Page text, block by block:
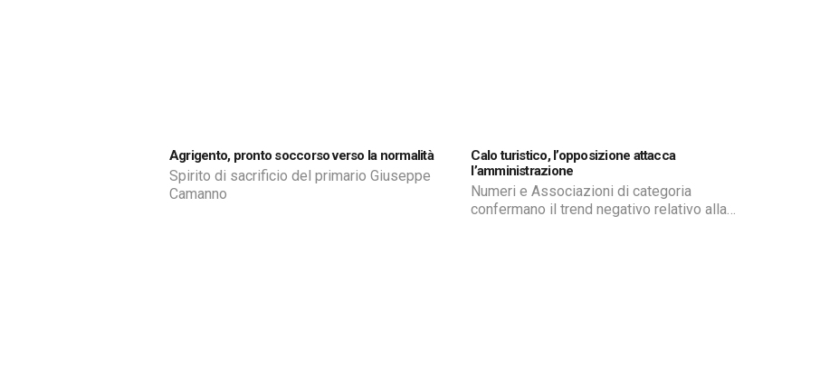
Agrigento, pronto soccorso verso la normalità
Spirito di sacrificio del primario Giuseppe
Camanno
Calo turistico, l’opposizione attacca
l’amministrazione
Numeri e Associazioni di categoria
confermano il trend negativo relativo alla